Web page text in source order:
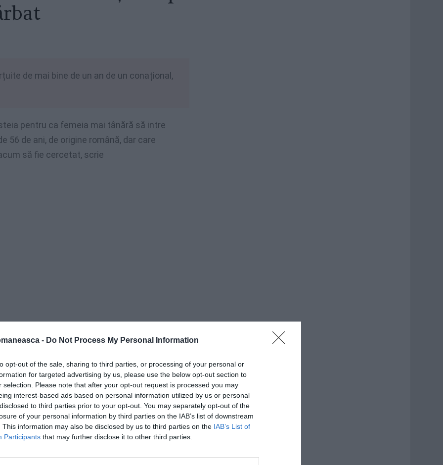
- Do Not Process My Personal Information
opt-out of the sale, sharing to third parties, or processing of your personal or
for targeted advertising by us, please use the below opt-out section to
selection. Please note that after your opt-out request is processed you may
interest-based ads based on personal information utilized by us or personal
to third parties prior to your opt-out. You may separately opt-out of the
of your personal information by third parties on the IAB’s list of downstream
This information may also be disclosed by us to third parties on the IAB’s List of
Participants that may further disclose it to other third parties.
de mai bine de un an de un conațional,
pentru ca femeia mai tânără să intre
56 de ani, de origine română, dar care
să fie cercetat, scrie